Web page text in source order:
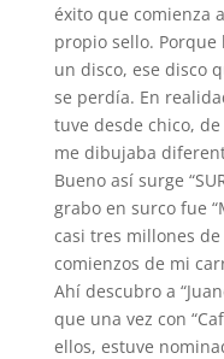
éxito que comienza
propio sello. Porque
un disco, ese disco
se perdía. En
tuve desde chico,
me dibujaba
Bueno así surge
grabo en surco fue
casi tres millones
comienzos de mi
Ahí descubro a
que una vez con
ellos, estuve